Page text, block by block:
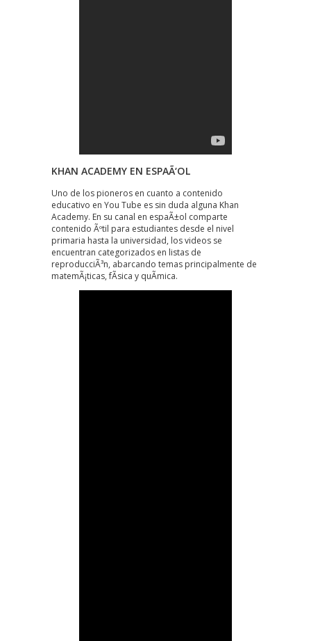
KHAN ACADEMY EN ESPAÃ‘OL
Uno de los pioneros en cuanto a contenido
educativo en You Tube es sin duda alguna Khan
Academy. En su canal en espaÃ±ol comparte
contenido Ãºtil para estudiantes desde el nivel
primaria hasta la universidad, los videos se
encuentran categorizados en listas de
reproducciÃ³n, abarcando temas principalmente de
matemÃ¡ticas, fÃ­sica y quÃ­mica.